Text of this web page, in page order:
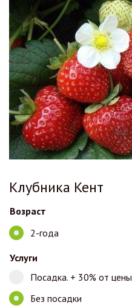
Клубника Кент
Возраст
2-года
Услуги
Посадка. + 30% от цены
Без посадки